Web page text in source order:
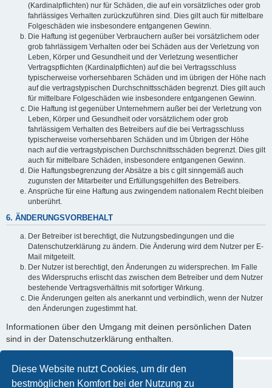
Diese Website nutzt Cookies, um dir den
bestmöglichen Komfort bei der Nutzung zu
(Kardinalpflichten) nur für Schäden, die auf ein vorsätzliches oder grob
fahrlässiges Verhalten zurückzuführen sind. Dies gilt auch für mittelbare
Folgeschäden wie insbesondere entgangenen Gewinn.
Die Haftung ist gegenüber Verbrauchern außer bei vorsätzlichem oder
grob fahrlässigem Verhalten oder bei Schäden aus der Verletzung von
Leben, Körper und Gesundheit und der Verletzung wesentlicher
Vertragspflichten (Kardinalpflichten) auf die bei Vertragsschluss
typischerweise vorhersehbaren Schäden und im übrigen der Höhe nach
auf die vertragstypischen Durchschnittsschäden begrenzt. Dies gilt auch
für mittelbare Folgeschäden wie insbesondere entgangenen Gewinn.
Die Haftung ist gegenüber Unternehmern außer bei der Verletzung von
Leben, Körper und Gesundheit oder vorsätzlichem oder grob
fahrlässigem Verhalten des Betreibers auf die bei Vertragsschluss
typischerweise vorhersehbaren Schäden und im Übrigen der Höhe
nach auf die vertragstypischen Durchschnittsschäden begrenzt. Dies gilt
auch für mittelbare Schäden, insbesondere entgangenen Gewinn.
Die Haftungsbegrenzung der Absätze a bis c gilt sinngemäß auch
zugunsten der Mitarbeiter und Erfüllungsgehilfen des Betreibers.
Ansprüche für eine Haftung aus zwingendem nationalem Recht bleiben
unberührt.
6. ÄNDERUNGSVORBEHALT
Der Betreiber ist berechtigt, die Nutzungsbedingungen und die
Datenschutzerklärung zu ändern. Die Änderung wird dem Nutzer per E-
Mail mitgeteilt.
Der Nutzer ist berechtigt, den Änderungen zu widersprechen. Im Falle
des Widerspruchs erlischt das zwischen dem Betreiber und dem Nutzer
bestehende Vertragsverhältnis mit sofortiger Wirkung.
Die Änderungen gelten als anerkannt und verbindlich, wenn der Nutzer
den Änderungen zugestimmt hat.
Informationen über den Umgang mit deinen persönlichen Daten
sind in der Datenschutzerklärung enthalten.